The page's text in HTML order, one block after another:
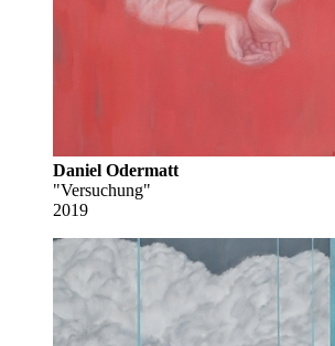
Daniel Odermatt
"Versuchung"
2019